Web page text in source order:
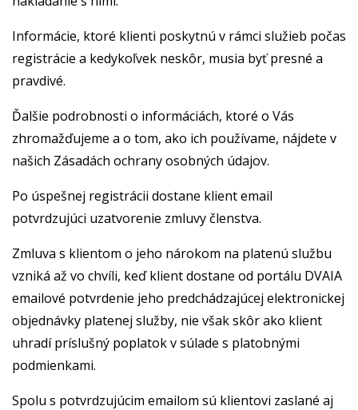
Informácie, ktoré klienti poskytnú v rámci služieb počas
registrácie a kedykoľvek neskôr, musia byť presné a
pravdivé.
Ďalšie podrobnosti o informáciách, ktoré o Vás
zhromažďujeme a o tom, ako ich používame, nájdete v
našich Zásadách ochrany osobných údajov.
Po úspešnej registrácii dostane klient email
potvrdzujúci uzatvorenie zmluvy členstva.
Zmluva s klientom o jeho nárokom na platenú službu
vzniká až vo chvíli, keď klient dostane od portálu DVAIA
emailové potvrdenie jeho predchádzajúcej elektronickej
objednávky platenej služby, nie však skôr ako klient
uhradí príslušný poplatok v súlade s platobnými
podmienkami.
Spolu s potvrdzujúcim emailom sú klientovi zaslané aj